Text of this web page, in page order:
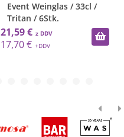
Event Weinglas / 33cl /
Tritan / 6Stk.
21,59 €
17,70 €